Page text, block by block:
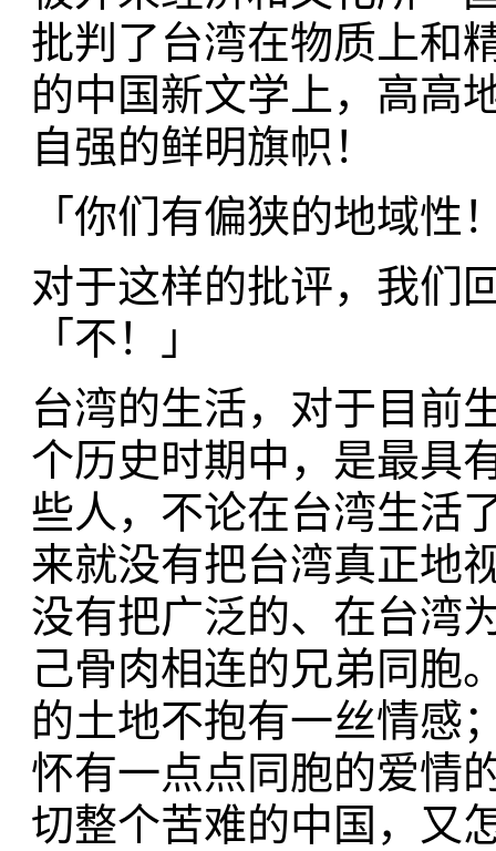
批判了台湾在物质上和
的中国新文学上，高高
自强的鲜明旗帜！
「你们有偏狭的地域性
对于这样的批评，我们
「不！」
台湾的生活，对于目前
个历史时期中，是最具
些人，不论在台湾生活
来就没有把台湾真正地
没有把广泛的、在台湾
己骨肉相连的兄弟同胞
的土地不抱有一丝情感
怀有一点点同胞的爱情
切整个苦难的中国，又